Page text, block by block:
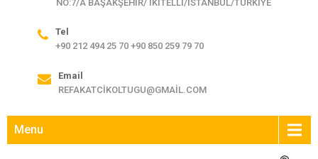
NO:7/A BAŞAKŞEHİR/ İKİTELLİ/İSTANBUL/TÜRKİYE
Tel
+90 212 494 25 70 +90 850 259 79 70
Email
REFAKATCIKOLTUGU@GMAIL.COM
Menu